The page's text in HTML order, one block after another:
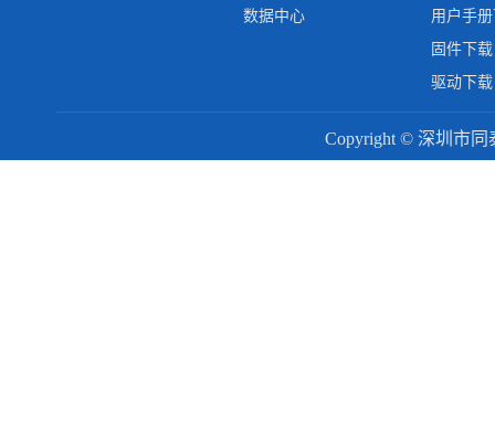
数据中心
用户手
固件下载
驱动下载
Copyright © 深圳市同